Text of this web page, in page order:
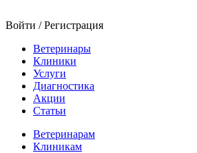
Войти / Регистрация
Ветеринары
Клиники
Услуги
Диагностика
Акции
Статьи
Ветеринарам
Клиникам